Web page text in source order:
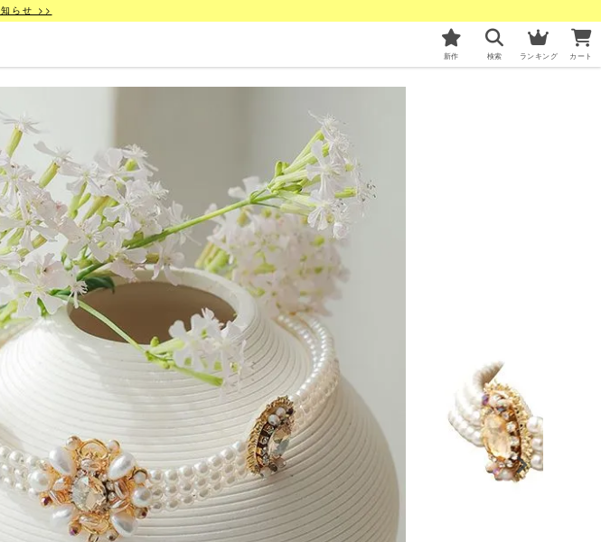
らせ >>
新作 検索 ランキング カート